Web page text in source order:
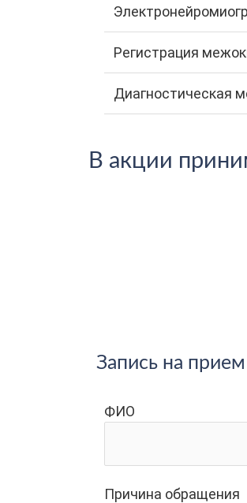
Регистрация
Диагностическая
В акции
Запись на
ФИО
Причина обращения